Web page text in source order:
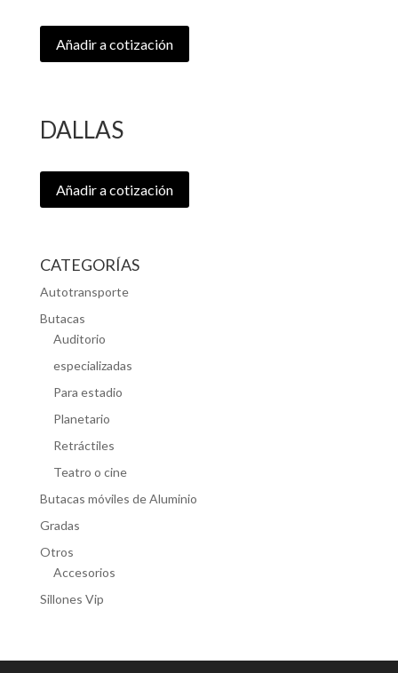
Añadir a cotización
DALLAS
Añadir a cotización
CATEGORÍAS
Autotransporte
Butacas
Auditorio
especializadas
Para estadio
Planetario
Retráctiles
Teatro o cine
Butacas móviles de Aluminio
Gradas
Otros
Accesorios
Sillones Vip